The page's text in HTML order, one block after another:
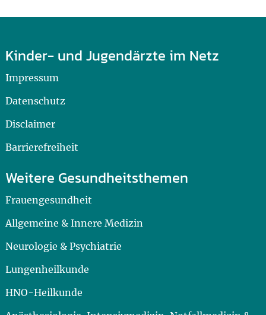
Kinder- und Jugendärzte im Netz
Impressum
Datenschutz
Disclaimer
Barrierefreiheit
Weitere Gesundheitsthemen
Frauengesundheit
Allgemeine & Innere Medizin
Neurologie & Psychiatrie
Lungenheilkunde
HNO-Heilkunde